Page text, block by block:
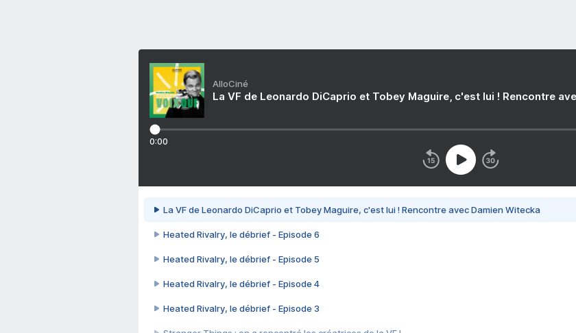
AlloCiné
La VF de Leonardo DiCaprio et Tobey Maguire, c'est lui ! Rencontre
0:00
La VF de Leonardo DiCaprio et Tobey Maguire, c'est lui ! Rencontre avec Damien Witecka
Heated Rivalry, le débrief - Episode 6
Heated Rivalry, le débrief - Episode 5
Heated Rivalry, le débrief - Episode 4
Heated Rivalry, le débrief - Episode 3